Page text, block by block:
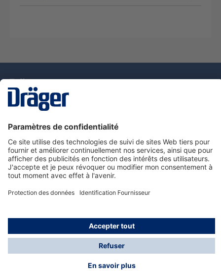
Nous contacter
Service de e-commande Dräger
Informations sur les produits
© Dräger France SAS, 2024
*Prix hors taxe. Frais de gestion et de livraison standard
offerts; Indépendamment de la valeur ou du volume de